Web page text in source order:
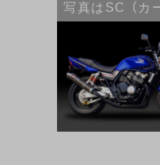
写真はSC （カ